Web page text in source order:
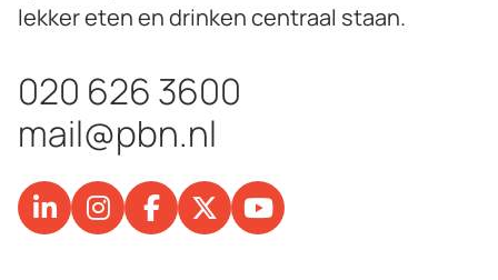
lekker eten en drinken centraal staan.
020 626 3600
mail@pbn.nl